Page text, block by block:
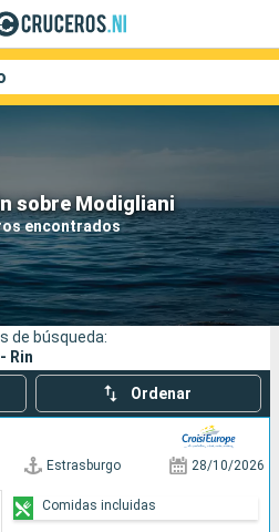
sobre Modigliani
encontrados
Compañías
de búsqueda:
Rin
Ordenar
Estrasburgo 28/10/2026
Comidas incluidas